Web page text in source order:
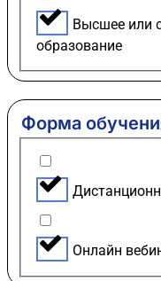
Высшее или
образование
Форма
Онлайн